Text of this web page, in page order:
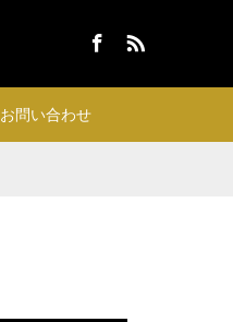
お問い合わせ